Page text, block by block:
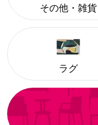
その他・雑貨
ラグ